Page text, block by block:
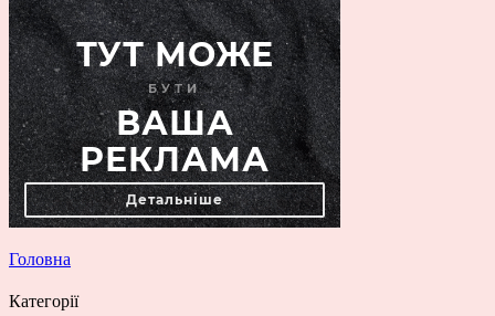
Головна
Категорії